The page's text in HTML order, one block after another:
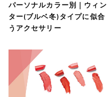
パーソナルカラー別｜ウィン
ター(ブルベ冬)タイプに似合
うアクセサリー